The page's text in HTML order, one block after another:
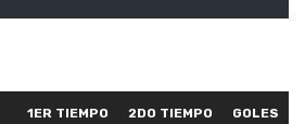
1ER TIEMPO 2DO TIEMPO GOLES